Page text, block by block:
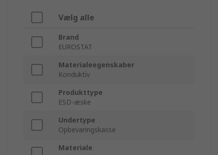
Vælg alle
Brand
EUROSTAT
Materialeegenskaber
Konduktiv
Produkttype
ESD-æske
Undertype
Opbevaringskasse
Materiale